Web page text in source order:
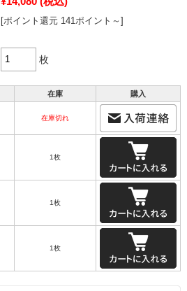
[ポイント還元 141ポイント～]
枚
在庫 購入
在庫切れ
1枚
1枚
1枚